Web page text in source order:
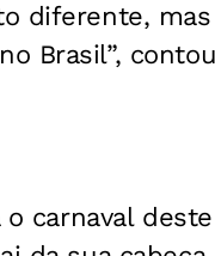
diferente,
Brasil”,
carnaval